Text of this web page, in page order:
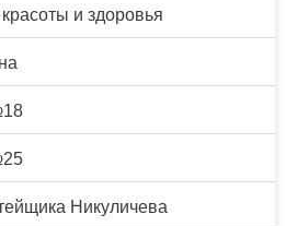
и здоровья
Никуличева